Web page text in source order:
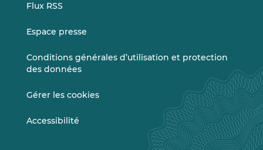
Flux RSS
Espace presse
Conditions générales d’utilisation et protection
des données
Gérer les cookies
Accessibilité